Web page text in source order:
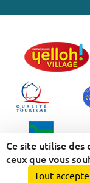
Ce site utilise
ceux que vous
Tout